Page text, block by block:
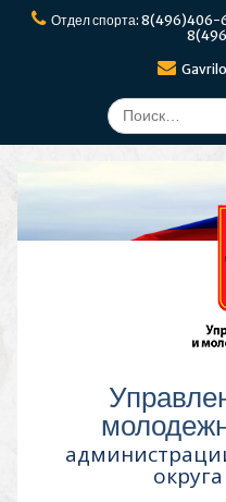
ПерейтиОтдел спорта: 8(496)406-
Поиск
по: